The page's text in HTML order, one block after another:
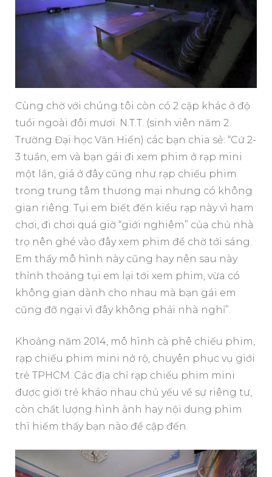
Cùng chờ với chúng tôi còn có 2 cặp khác ở độ
tuổi ngoài đôi mươi. N.T.T. (sinh viên năm 2
Trường Đại học Văn Hiến) các bạn chia sẻ: “Cứ 2-
3 tuần, em và bạn gái đi xem phim ở rạp mini
một lần, giá ở đây cũng như rạp chiếu phim
trong trung tâm thương mại nhưng có không
gian riêng. Tụi em biết đến kiểu rạp này vì ham
chơi, đi chơi quá giờ “giới nghiêm” của chủ nhà
trọ nên ghé vào đây xem phim để chờ tới sáng.
Em thấy mô hình này cũng hay nên sau này
thỉnh thoảng tụi em lại tới xem phim, vừa có
không gian dành cho nhau mà bạn gái em
cũng đỡ ngại vì đây không phải nhà nghỉ”.
Khoảng năm 2014, mô hình cà phê chiếu phim,
rạp chiếu phim mini nở rộ, chuyên phục vụ giới
trẻ TPHCM. Các địa chỉ rạp chiếu phim mini
được giới trẻ kháo nhau chủ yếu về sự riêng tư,
còn chất lượng hình ảnh hay nội dung phim
thì hiếm thấy bạn nào đề cập đến.